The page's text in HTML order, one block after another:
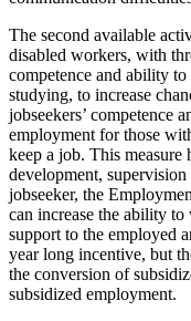
The second available
disabled workers, with
competence and ability
studying, to increase
jobseekers’ competence
employment for those
keep a job. This measure
development,
jobseeker, the
can increase the ability
support to the employed
year long incentive, but
the conversion of
subsidized employment.